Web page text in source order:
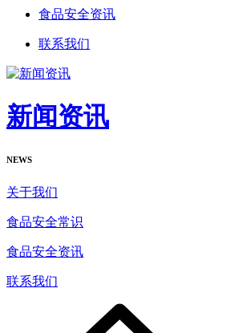
食品安全资讯
联系我们
新闻资讯
NEWS
关于我们
食品安全常识
食品安全资讯
联系我们